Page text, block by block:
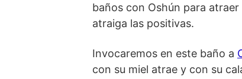
baños con Oshún para
atraiga las positivas.
Invocaremos en este baño a
con su miel atrae y con su